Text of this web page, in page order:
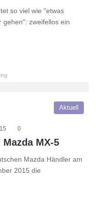
so viel wie "etwas
gehen": zweifellos ein
Aktuell
0
MX-5
Mazda Händler am
2015 die